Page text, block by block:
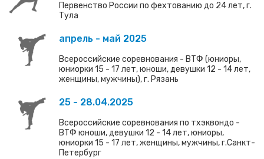
Первенство России по фехтованию до 24 лет, г.
Тула
апрель - май 2025
Всероссийские соревнования - ВТФ (юниоры,
юниорки 15 - 17 лет, юноши, девушки 12 - 14 лет,
женщины, мужчины), г. Рязань
25 - 28.04.2025
Всероссийские соревнования по тхэквондо -
ВТФ юноши, девушки 12 - 14 лет, юниоры,
юниорки 15 - 17 лет, женщины, мужчины, г.Санкт-
Петербург